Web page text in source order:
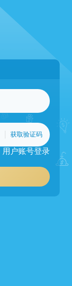
获取验证码
用户账号登录